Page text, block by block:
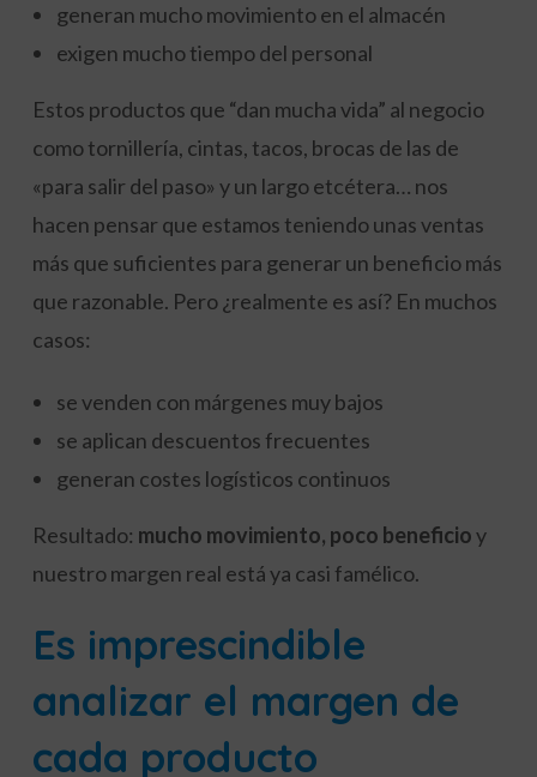
generan mucho movimiento en el almacén
exigen mucho tiempo del personal
Estos productos que “dan mucha vida” al negocio
como tornillería, cintas, tacos, brocas de las de
«para salir del paso» y un largo etcétera… nos
hacen pensar que estamos teniendo unas ventas
más que suficientes para generar un beneficio más
que razonable. Pero ¿realmente es así? En muchos
casos:
se venden con márgenes muy bajos
se aplican descuentos frecuentes
generan costes logísticos continuos
Resultado: mucho movimiento, poco beneficioy
nuestro margen real está ya casi famélico.
Es imprescindible
analizar el margen de
cada producto